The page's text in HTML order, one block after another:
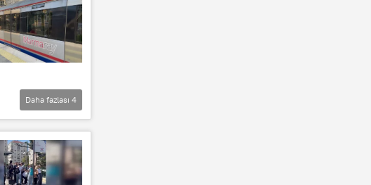
Daha fazlası 4